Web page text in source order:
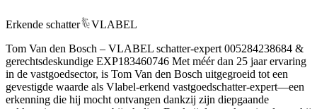
Erkende schatter
VLABEL
Tom Van den Bosch – VLABEL schatter-expert 005284238684 &
gerechtsdeskundige EXP183460746 Met méér dan 25 jaar ervaring
in de vastgoedsector, is Tom Van den Bosch uitgegroeid tot een
gevestigde waarde als Vlabel‑erkend vastgoedschatter-expert—een
erkenning die hij mocht ontvangen dankzij zijn diepgaande